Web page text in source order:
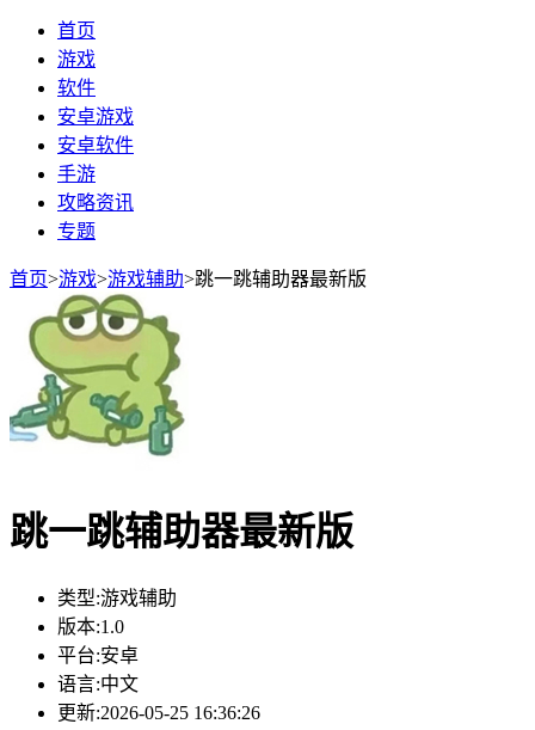
首页
游戏
软件
安卓游戏
安卓软件
手游
攻略资讯
专题
首页>游戏>游戏辅助>跳一跳辅助器最新版
跳一跳辅助器最新版
类型:游戏辅助
版本:1.0
平台:安卓
语言:中文
更新:2026-05-25 16:36:26